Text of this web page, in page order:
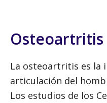
Osteoartritis
La osteoartritis es la
articulación del
Los estudios de los